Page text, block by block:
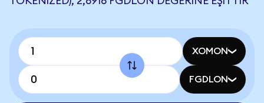
XOMON
FGDLON